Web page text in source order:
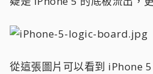
從這張圖片可以看到 iPhone